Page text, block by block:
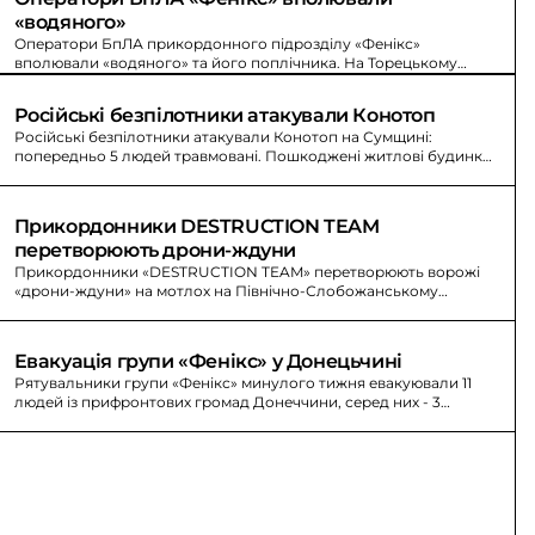
«водяного»
Оператори БпЛА прикордонного підрозділу «Фенікс»
вполювали «водяного» та його поплічника. На Торецькому
напрямку вороже просування зупиняють прикордонники.
Російські безпілотники атакували Конотоп
Російські безпілотники атакували Конотоп на Сумщині:
попередньо 5 людей травмовані. Пошкоджені житлові будинки,
Прикордонники DESTRUCTION TEAM
перетворюють дрони-ждуни
Прикордонники «DESTRUCTION TEAM» перетворюють ворожі
«дрони-ждуни» на мотлох на Північно-Слобожанському
Евакуація групи «Фенікс» у Донецьчині
Рятувальники групи «Фенікс» минулого тижня евакуювали 11
людей із прифронтових громад Донеччини, серед них - 3